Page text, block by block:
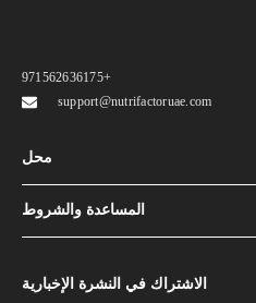
+971562636175
support@nutrifactoruae.com
محل
المساعدة والشروط
الاشتراك في النشرة الإخبارية